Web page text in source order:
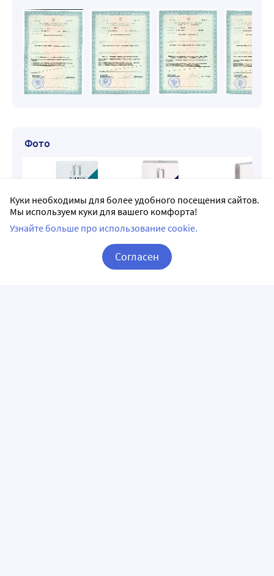
Фото
Доставка Псорилом в Тюмени
Куки необходимы для более удобного посещения сайтов.
Мы используем куки для вашего комфорта!
Узнайте больше про использование cookie.
Согласен